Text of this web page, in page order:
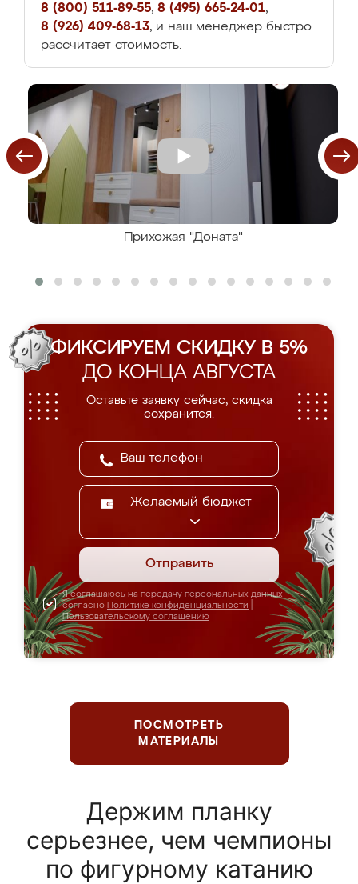
8 (800) 511-89-55, 8 (495) 665-24-01,
8 (926) 409-68-13, и наш менеджер быстро
рассчитает стоимость.
Прихожая "Доната"
ФИКСИРУЕМ СКИДКУ В 5%
ДО КОНЦА АВГУСТА
Оставьте заявку сейчас, скидка
сохранится.
Желаемый бюджет
Отправить
Я соглашаюсь на передачу персональных данных
согласно Политике конфиденциальности
Пользовательскому соглашению
ПОСМОТРЕТЬ
МАТЕРИАЛЫ
Держим планку
серьезнее, чем чемпионы
по фигурному катанию